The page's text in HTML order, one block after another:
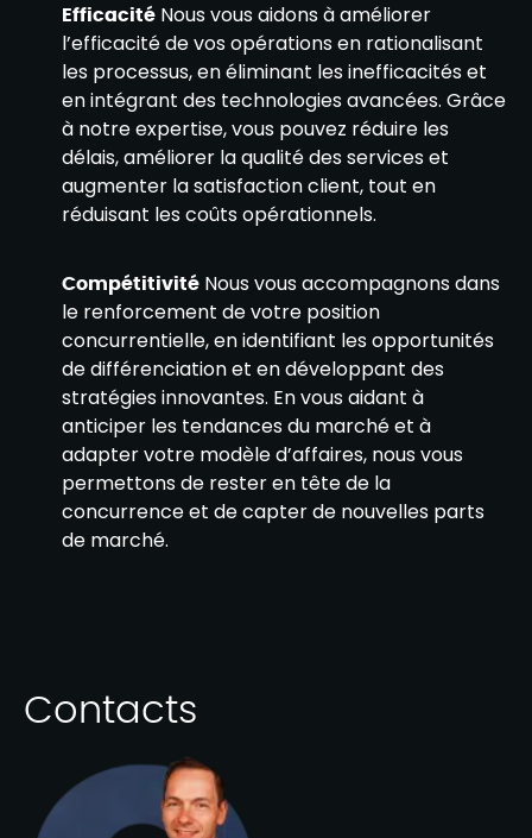
Efficacité Nous vous aidons à améliorer
l’efficacité de vos opérations en rationalisant
les processus, en éliminant les inefficacités et
en intégrant des technologies avancées. Grâce
à notre expertise, vous pouvez réduire les
délais, améliorer la qualité des services et
augmenter la satisfaction client, tout en
réduisant les coûts opérationnels.
Compétitivité Nous vous accompagnons dans
le renforcement de votre position
concurrentielle, en identifiant les opportunités
de différenciation et en développant des
stratégies innovantes. En vous aidant à
anticiper les tendances du marché et à
adapter votre modèle d’affaires, nous vous
permettons de rester en tête de la
concurrence et de capter de nouvelles parts
de marché.
Contacts